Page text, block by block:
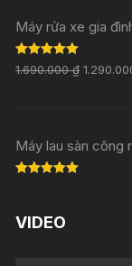
Máy rửa xe gia
Rated 5.00
out of 5
1.690.000₫
Máy lau sàn công
VIDEO